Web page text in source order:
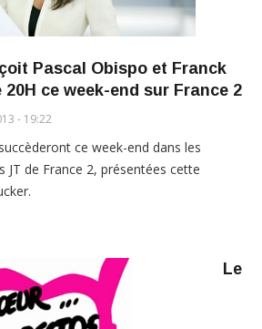
Pascal Obispo et Franck
ce week-end sur France 2
- 19:22
ce week-end dans les
JT de France 2, présentées cette
Le